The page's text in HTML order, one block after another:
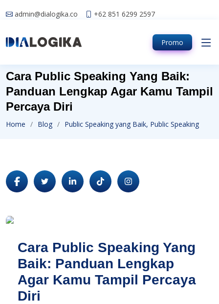
admin@dialogika.co +62 851 6299 2597
Promo
Cara Public Speaking Yang Baik:
Panduan Lengkap Agar Kamu Tampil
Percaya Diri
Home Blog Public Speaking yang Baik, Public Speaking
Cara Public Speaking Yang
Baik: Panduan Lengkap
Agar Kamu Tampil Percaya
Diri